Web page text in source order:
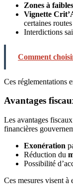
Zones à
Vignette
certaines
Interdictions
Comment
Ces réglementations
Avantages
Les avantages
financières
Exonération
Réduction du
Possibilité
Ces mesures visent